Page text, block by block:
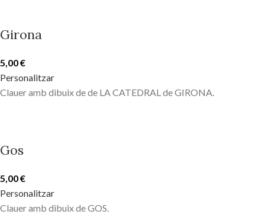
Girona
5,00€
Personalitzar
Clauer amb dibuix de de LA CATEDRAL de GIRONA.
Gos
5,00€
Personalitzar
Clauer amb dibuix de GOS.